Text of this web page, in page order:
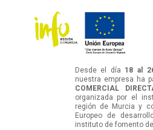
Desde el día 18 al
nuestra empresa ha
COMERCIAL
organizada por el
región de Murcia y
Europeo de
instituto de fomento